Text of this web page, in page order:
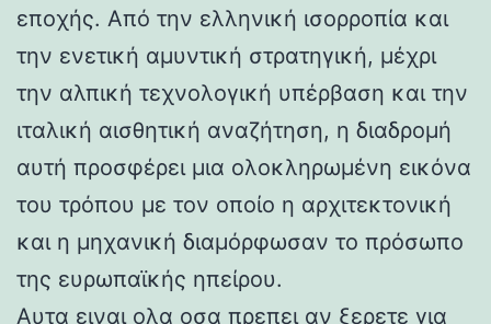
εποχής. Από την ελληνική ισορροπία και
την ενετική αμυντική στρατηγική, μέχρι
την αλπική τεχνολογική υπέρβαση και την
ιταλική αισθητική αναζήτηση, η διαδρομή
αυτή προσφέρει μια ολοκληρωμένη εικόνα
του τρόπου με τον οποίο η αρχιτεκτονική
και η μηχανική διαμόρφωσαν το πρόσωπο
της ευρωπαϊκής ηπείρου.
Αυτα ειναι ολα οσα πρεπει αν ξερετε για